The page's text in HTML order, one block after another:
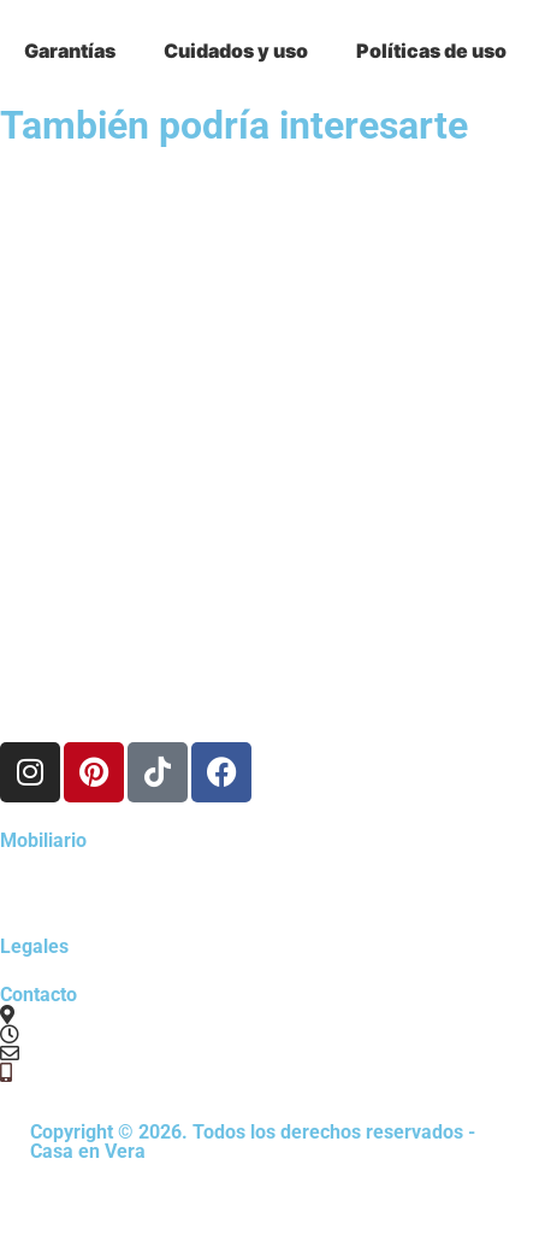
Garantías Cuidados y uso Políticas de uso
También podría interesarte
Mobiliario
Legales
Contacto
Copyright © 2026. Todos los derechos reservados -
Casa en Vera